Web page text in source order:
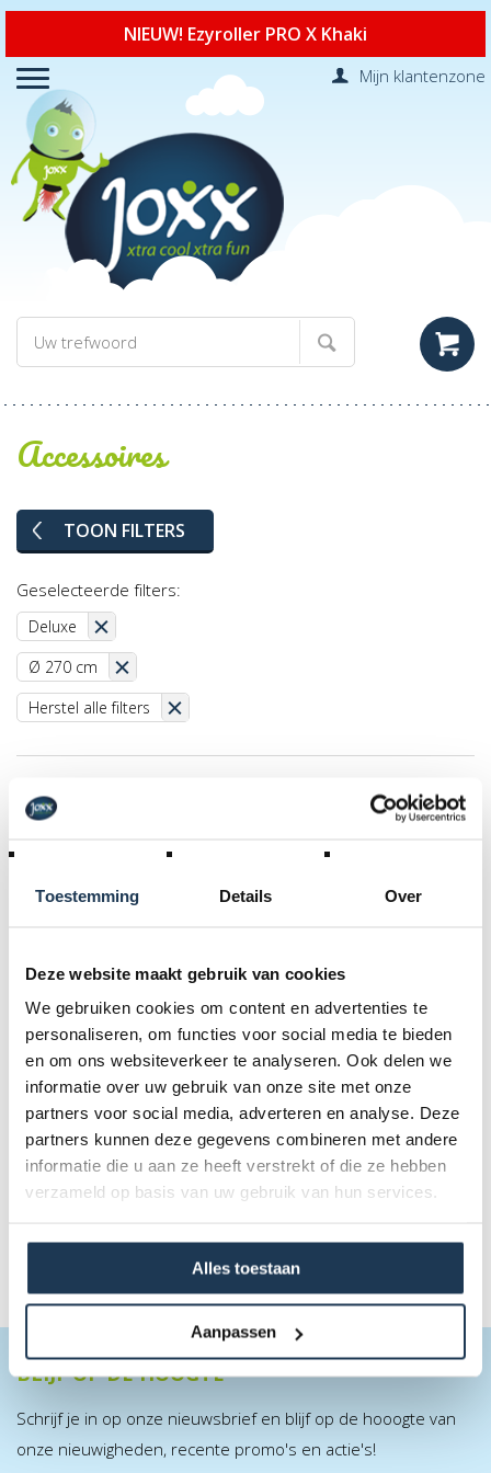
Toestemming Details Over
Deze website maakt gebruik van cookies
We gebruiken cookies om content en advertenties te
personaliseren, om functies voor social media te bieden
en om ons websiteverkeer te analyseren. Ook delen we
informatie over uw gebruik van onze site met onze
partners voor social media, adverteren en analyse. Deze
partners kunnen deze gegevens combineren met andere
informatie die u aan ze heeft verstrekt of die ze hebben
verzameld op basis van uw gebruik van hun services.
Alles toestaan
Aanpassen
NIEUW! Ezyroller PRO X Khaki
Mijn klantenzone
Accessoires
TOON FILTERS
Geselecteerde filters:
Deluxe
Ø 270 cm
Herstel alle filters
BERG Safety Net Deluxe 270
€ 429,00
BLIJF OP DE HOOGTE
Schrijf je in op onze nieuwsbrief en blijf op de hooogte van
onze nieuwigheden, recente promo's en actie's!